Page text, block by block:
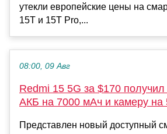
утекли европейские цены на
15T и 15T Pro,...
08:00, 09 Авг
Redmi 15 5G за $170
АКБ на 7000 мАч и камеру на
Представлен новый доступный